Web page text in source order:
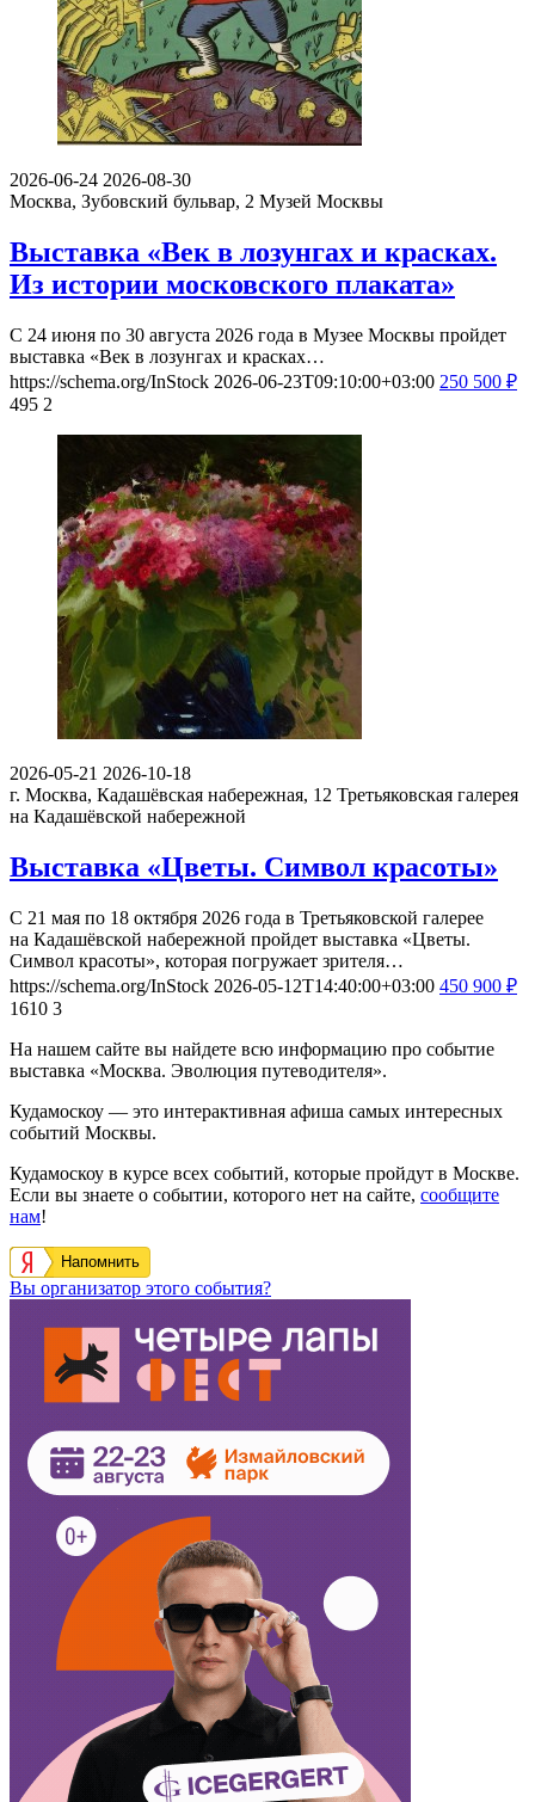
2026-06-24 2026-08-30
Москва, Зубовский бульвар, 2 Музей Москвы
Выставка «Век в лозунгах и красках.
Из истории московского плаката»
С 24 июня по 30 августа 2026 года в Музее Москвы пройдет
выставка «Век в лозунгах и красках…
https://schema.org/InStock 2026-06-23T09:10:00+03:00 250 500 ₽
495 2
2026-05-21 2026-10-18
г. Москва, Кадашёвская набережная, 12 Третьяковская галерея
на Кадашёвской набережной
Выставка «Цветы. Символ красоты»
С 21 мая по 18 октября 2026 года в Третьяковской галерее
на Кадашёвской набережной пройдет выставка «Цветы.
Символ красоты», которая погружает зрителя…
https://schema.org/InStock 2026-05-12T14:40:00+03:00 450 900 ₽
1610 3
На нашем сайте вы найдете всю информацию про событие
выставка «Москва. Эволюция путеводителя».
Кудамоскоу — это интерактивная афиша самых интересных
событий Москвы.
Кудамоскоу в курсе всех событий, которые пройдут в Москве.
Если вы знаете о событии, которого нет на сайте, сообщите
нам!
Напомнить
Вы организатор этого события?